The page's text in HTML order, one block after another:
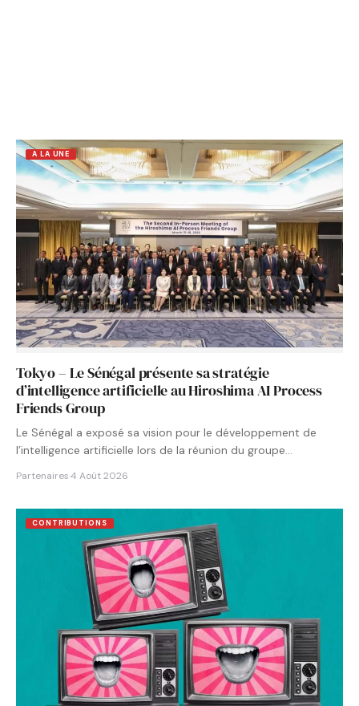
A LA UNE
Tokyo – Le Sénégal présente sa stratégie
d’intelligence artificielle au Hiroshima AI Process
Friends Group
Le Sénégal a exposé sa vision pour le développement de
l’intelligence artificielle lors de la réunion du groupe…
Partenaires·4 Août 2026
CONTRIBUTIONS